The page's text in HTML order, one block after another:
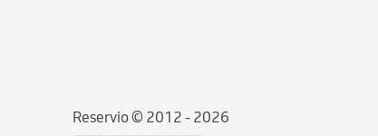
Reservio © 2012 - 2026